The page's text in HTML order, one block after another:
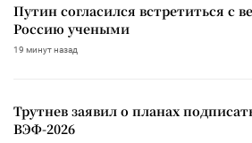
Путин согласился встретиться с
Россию учеными
19 минут назад
Трутнев заявил о планах
ВЭФ-2026